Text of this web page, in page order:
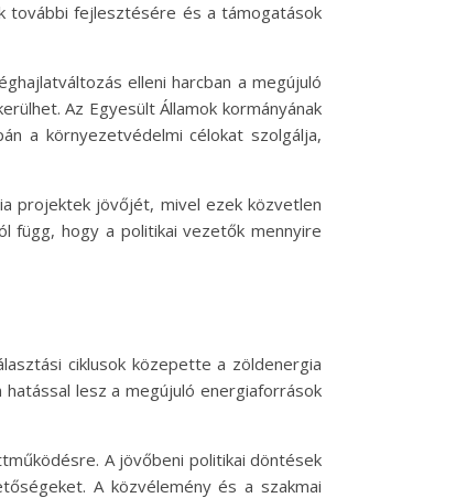
további fejlesztésére és a támogatások
elleni harcban a megújuló
Az Egyesült Államok kormányának
a környezetvédelmi célokat szolgálja,
projektek jövőjét, mivel ezek közvetlen
függ, hogy a politikai vezetők mennyire
ciklusok közepette a zöldenergia
lesz a megújuló energiaforrások
A jövőbeni politikai döntések
A közvélemény és a szakmai